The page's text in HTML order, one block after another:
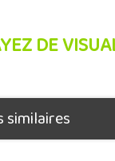
DE
similaires